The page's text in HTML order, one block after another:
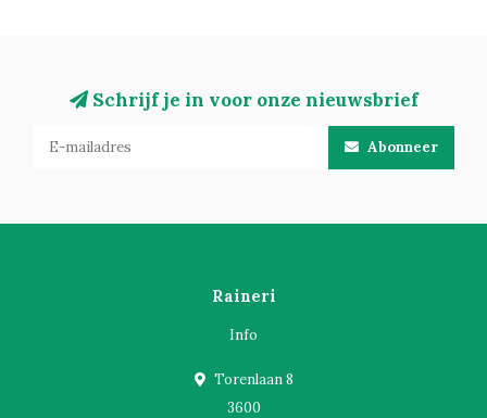
Schrijf je in voor onze nieuwsbrief
Abonneer
Raineri
Info
Torenlaan 8
3600